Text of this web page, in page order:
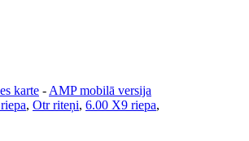
karte - AMP mobilā versija
, Otr riteņi, 6.00 X9 riepa,